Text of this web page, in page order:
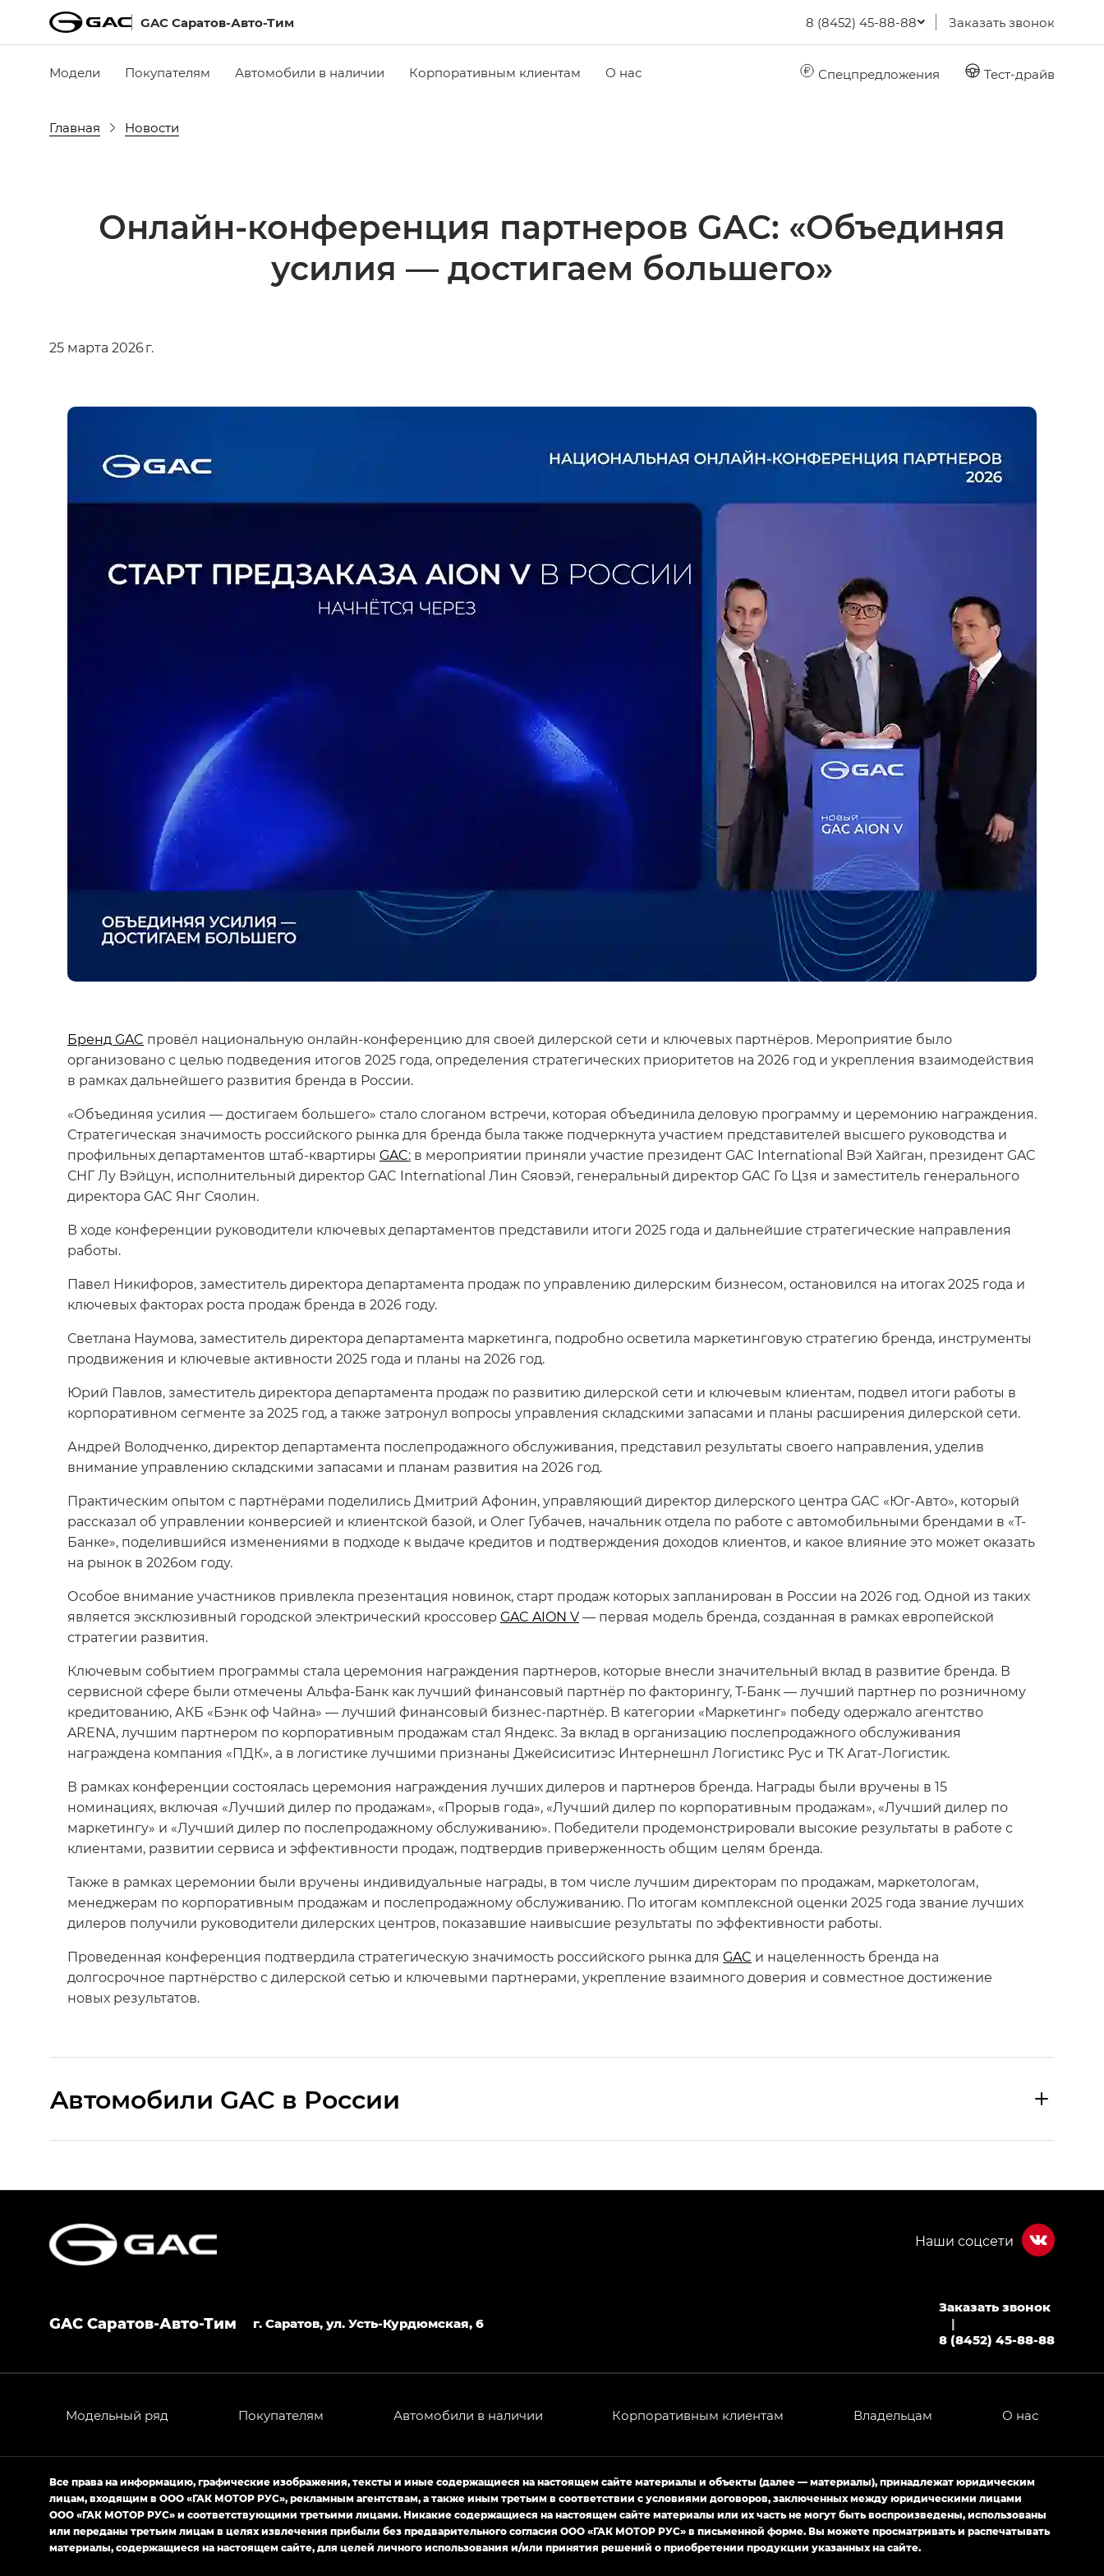
GAC Саратов-Авто-Тим 8 (8452) 45-88-88 Заказать звонок
Модели Покупателям Автомобили в наличии Корпоративным клиентам О нас Спецпредложения Тест-драйв
Главная Новости
Онлайн-конференция партнеров GAC: «Объединяя
усилия — достигаем большего»
25 марта 2026 г.
Бренд GAC провёл национальную онлайн-конференцию для своей дилерской сети и ключевых партнёров. Мероприятие было
организовано с целью подведения итогов 2025 года, определения стратегических приоритетов на 2026 год и укрепления взаимодействия
в рамках дальнейшего развития бренда в России.
«Объединяя усилия — достигаем большего» стало слоганом встречи, которая объединила деловую программу и церемонию награждения.
Стратегическая значимость российского рынка для бренда была также подчеркнута участием представителей высшего руководства и
профильных департаментов штаб-квартиры GAC: в мероприятии приняли участие президент GAC International Вэй Хайган, президент GAC
СНГ Лу Вэйцун, исполнительный директор GAC International Лин Сяовэй, генеральный директор GAC Го Цзя и заместитель генерального
директора GAC Янг Сяолин.
В ходе конференции руководители ключевых департаментов представили итоги 2025 года и дальнейшие стратегические направления
работы.
Павел Никифоров, заместитель директора департамента продаж по управлению дилерским бизнесом, остановился на итогах 2025 года и
ключевых факторах роста продаж бренда в 2026 году.
Светлана Наумова, заместитель директора департамента маркетинга, подробно осветила маркетинговую стратегию бренда, инструменты
продвижения и ключевые активности 2025 года и планы на 2026 год.
Юрий Павлов, заместитель директора департамента продаж по развитию дилерской сети и ключевым клиентам, подвел итоги работы в
корпоративном сегменте за 2025 год, а также затронул вопросы управления складскими запасами и планы расширения дилерской сети.
Андрей Володченко, директор департамента послепродажного обслуживания, представил результаты своего направления, уделив
внимание управлению складскими запасами и планам развития на 2026 год.
Практическим опытом с партнёрами поделились Дмитрий Афонин, управляющий директор дилерского центра GAC «Юг-Авто», который
рассказал об управлении конверсией и клиентской базой, и Олег Губачев, начальник отдела по работе с автомобильными брендами в «Т-
Банке», поделившийся изменениями в подходе к выдаче кредитов и подтверждения доходов клиентов, и какое влияние это может оказать
на рынок в 2026ом году.
Особое внимание участников привлекла презентация новинок, старт продаж которых запланирован в России на 2026 год. Одной из таких
является эксклюзивный городской электрический кроссовер GAC AION V— первая модель бренда, созданная в рамках европейской
стратегии развития.
Ключевым событием программы стала церемония награждения партнеров, которые внесли значительный вклад в развитие бренда. В
сервисной сфере были отмечены Альфа-Банк как лучший финансовый партнёр по факторингу, Т-Банк — лучший партнер по розничному
кредитованию, АКБ «Бэнк оф Чайна» — лучший финансовый бизнес-партнёр. В категории «Маркетинг» победу одержало агентство
ARENA, лучшим партнером по корпоративным продажам стал Яндекс. За вклад в организацию послепродажного обслуживания
награждена компания «ПДК», а в логистике лучшими признаны Джейсиситиэс Интернешнл Логистикс Рус и ТК Агат-Логистик.
В рамках конференции состоялась церемония награждения лучших дилеров и партнеров бренда. Награды были вручены в 15
номинациях, включая «Лучший дилер по продажам», «Прорыв года», «Лучший дилер по корпоративным продажам», «Лучший дилер по
маркетингу» и «Лучший дилер по послепродажному обслуживанию». Победители продемонстрировали высокие результаты в работе с
клиентами, развитии сервиса и эффективности продаж, подтвердив приверженность общим целям бренда.
Также в рамках церемонии были вручены индивидуальные награды, в том числе лучшим директорам по продажам, маркетологам,
менеджерам по корпоративным продажам и послепродажному обслуживанию. По итогам комплексной оценки 2025 года звание лучших
дилеров получили руководители дилерских центров, показавшие наивысшие результаты по эффективности работы.
Проведенная конференция подтвердила стратегическую значимость российского рынка для GAC и нацеленность бренда на
долгосрочное партнёрство с дилерской сетью и ключевыми партнерами, укрепление взаимного доверия и совместное достижение
новых результатов.
Aвтомобили GAC в России
HYPTEC HT — Хайптек Эйч Ти (HYPTEC HT) в комплектации Экс ПРЕМИУМ — EX PREMIUM
GS8 — Джи Эс 8 (GS8) в комплектациях Джи Эс 8 ТРЭВЕЛЛЕР — GS8 TRAVELLER, Джи Икс ПРЕМИУМ — GX PREMIUM, Джи Эти — GT, Джи Эль —
Empow — Эмпау (Empow) в комплектации Джи Эс — GS, Джи Эль с элементы экстерьера в спортивном стиле — GL
GAC Саратов-Авто-Тим г. Саратов, ул. Усть-Курдюмская, 6
Заказать звонок
|
8 (8452) 45-88-88
Модельный ряд Покупателям Автомобили в наличии Корпоративным клиентам Владельцам О нас
Все права на информацию, графические изображения, тексты и иные содержащиеся на настоящем сайте материалы и объекты (далее — материалы), принадлежат юридическим
лицам, входящим в ООО «ГАК МОТОР РУС», рекламным агентствам, а также иным третьим в соответствии с условиями договоров, заключенных между юридическими лицами
ООО «ГАК МОТОР РУС» и соответствующими третьими лицами. Никакие содержащиеся на настоящем сайте материалы или их часть не могут быть воспроизведены, использованы
или переданы третьим лицам в целях извлечения прибыли без предварительного согласия ООО «ГАК МОТОР РУС» в письменной форме. Вы можете просматривать и распечатывать
материалы, содержащиеся на настоящем сайте, для целей личного использования и/или принятия решений о приобретении продукции указанных на сайте.